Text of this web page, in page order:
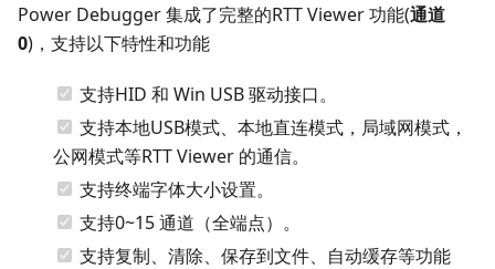
Power Debugger 集成了完整的RTT Viewer 功能(通道
0)，支持以下特性和功能
支持HID 和 Win USB 驱动接口。
支持本地USB模式、本地直连模式，局域网模式，
公网模式等RTT Viewer 的通信。
支持终端字体大小设置。
支持0~15 通道（全端点）。
支持复制、清除、保存到文件、自动缓存等功能